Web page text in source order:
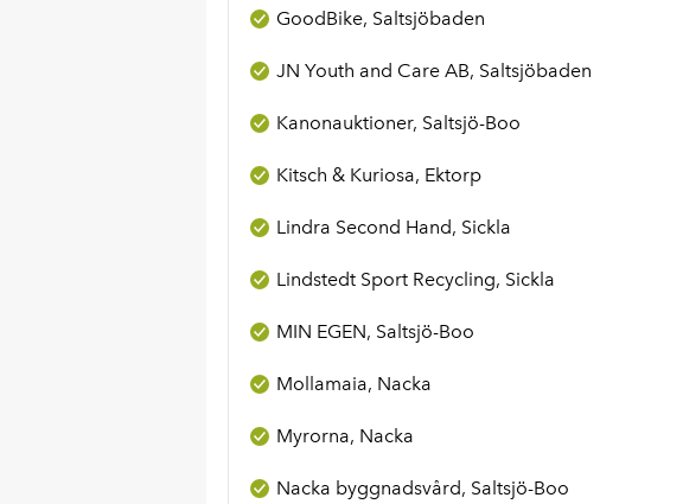
GoodBike, Saltsjöbaden
JN Youth and Care AB, Saltsjöbaden
Kanonauktioner, Saltsjö-Boo
Kitsch & Kuriosa, Ektorp
Lindra Second Hand, Sickla
Lindstedt Sport Recycling, Sickla
MIN EGEN, Saltsjö-Boo
Mollamaia, Nacka
Myrorna, Nacka
Nacka byggnadsvård, Saltsjö-Boo